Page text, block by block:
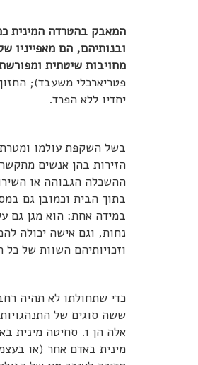
המאבק בהטרדה המינית
ובנותיהם, הם מאפייניו
מחויבות שיטתית
פטריארכלי משעבד);
יחדיו ללא הפרד.
בשל השקפת עולמו
הזירות בהן אנשים
ההשכלה הגבוהה או
בתוך הבית וכמובן גם
במידה אחת: הוא מגן גם
נחות, וגם אישה יכולה
וזכויותיהם השוות של
כדי שתחולתו לא תהיה
ששה סוגים של
מינית באדם אחר (או